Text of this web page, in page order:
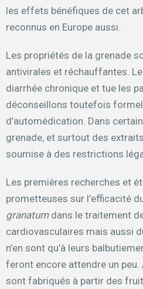
les effets bénéfiques de cet
reconnus en Europe aussi.
Les propriétés de la grenade
antivirales et réchauffantes.
diarrhée chronique et tue les
déconseillons toutefois
d’automédication. Dans
grenade, et surtout des
soumise à des restrictions
Les premières recherches et
prometteuses sur l’efficacité
granatumdans le traitement
cardiovasculaires mais aussi
n’en sont qu’à leurs
feront encore attendre un peu.
sont fabriqués à partir des